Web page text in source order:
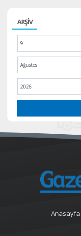
ARŞİV
Anasayfa